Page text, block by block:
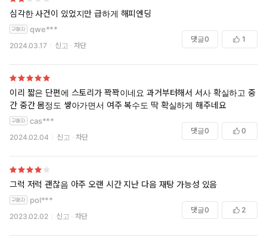
심각한 사건이 있었지만 급하게 해피엔딩
qwe***
2024.03.17 신고 차단
댓글0 1
이리 짧은 단편에 스토리가 꽉꽉이네요 과거부터해서 서사 확실하고 중
간 중간 몸정도 쌓아가면서 여주 복수도 딱 확실하게 해주네요
cas***
2024.02.04 신고 차단
댓글0 0
그럭 저럭 괜찮음 아주 오랜 시간 지난 다음 재탕 가능성 있음
pol***
2023.02.02 신고 차단
댓글0 2